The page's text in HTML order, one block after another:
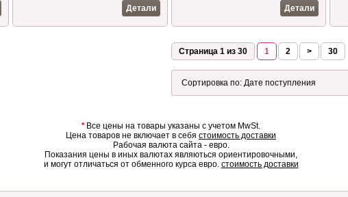
Детали Детали
Страница 1 из 30 1 2 > 30
*Все цены на товары указаны с учетом MwSt.
Цена товаров не включает в себя стоимость доставки
Рабочая валюта сайта - евро.
Показания цены в иных валютах являються ориентировочными,
и могут отличаться от обменного курса евро. стоимость доставки